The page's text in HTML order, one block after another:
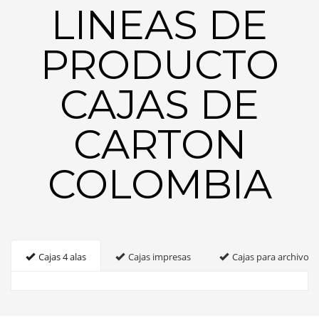
LINEAS DE
PRODUCTO
CAJAS DE
CARTON
COLOMBIA
Cajas 4 alas Cajas impresas Cajas para archivo